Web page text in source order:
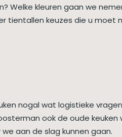
Welke kleuren gaan we
tientallen keuzes die u moet
nogal wat logistieke
ook de oude keuken
aan de slag kunnen gaan.